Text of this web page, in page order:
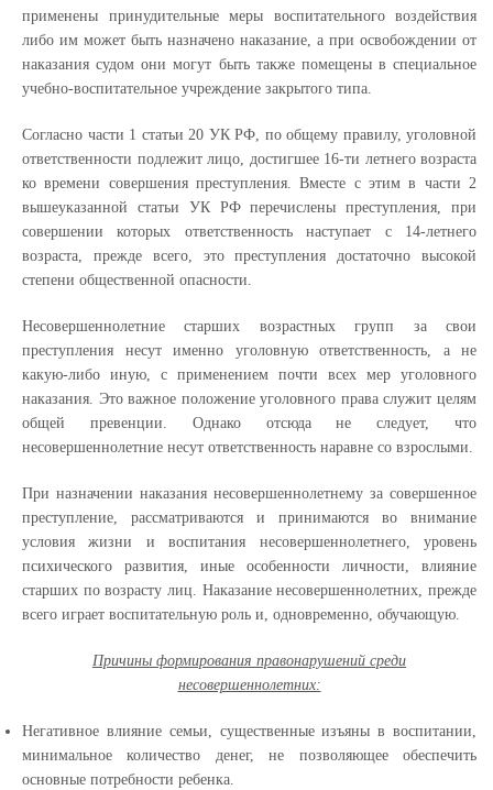
применены принудительные меры воспитательного воздействия
либо им может быть назначено наказание, а при освобождении от
наказания судом они могут быть также помещены в специальное
учебно-воспитательное учреждение закрытого типа.
Согласно части 1 статьи 20 УК РФ, по общему правилу, уголовной
ответственности подлежит лицо, достигшее 16-ти летнего возраста
ко времени совершения преступления. Вместе с этим в части 2
вышеуказанной статьи УК РФ перечислены преступления, при
совершении которых ответственность наступает с 14-летнего
возраста, прежде всего, это преступления достаточно высокой
степени общественной опасности.
Несовершеннолетние старших возрастных групп за свои
преступления несут именно уголовную ответственность, а не
какую-либо иную, с применением почти всех мер уголовного
наказания. Это важное положение уголовного права служит целям
общей превенции. Однако отсюда не следует, что
несовершеннолетние несут ответственность наравне со взрослыми.
При назначении наказания несовершеннолетнему за совершенное
преступление, рассматриваются и принимаются во внимание
условия жизни и воспитания несовершеннолетнего, уровень
психического развития, иные особенности личности, влияние
старших по возрасту лиц. Наказание несовершеннолетних, прежде
всего играет воспитательную роль и, одновременно, обучающую.
Причины формирования правонарушений среди
несовершеннолетних:
Негативное влияние семьи, существенные изъяны в воспитании,
минимальное количество денег, не позволяющее обеспечить
основные потребности ребенка.